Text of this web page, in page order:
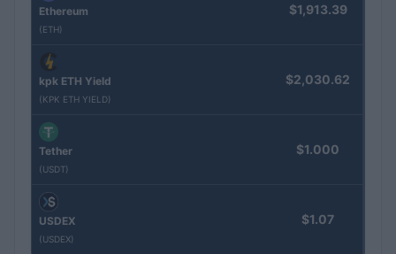
Ethereum
(ETH)
$1,913.39
kpk ETH Yield
(KPK ETH YIELD)
$2,030.62
Tether
(USDT)
$1.000
USDEX
(USDEX)
$1.07